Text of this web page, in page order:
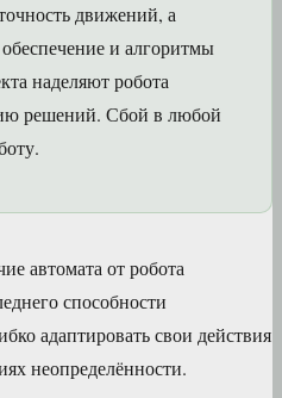
движений, а
и алгоритмы
наделяют робота
решений. Сбой в любой
автомата от робота
способности
адаптировать свои действия
неопределённости.